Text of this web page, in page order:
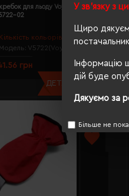
У зв'язку з
Щиро
Інформацію
дій буде
Дякуємо за
Більше не
Кількість кольорів:
Модель: V5722(Voyager)
для льоду Voyager білий -
02
грн
ДЕТАЛЬНІШЕ...